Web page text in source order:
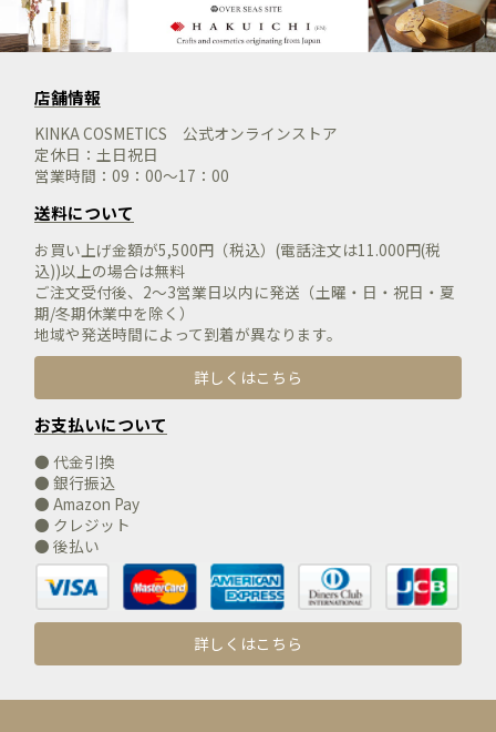
店舗情報
KINKA COSMETICS 公式オンラインストア
定休日：土日祝日
営業時間：09：00～17：00
送料について
お買い上げ金額が5,500円（税込）(電話注文は11.000円(税
込))以上の場合は無料
ご注文受付後、2～3営業日以内に発送（土曜・日・祝日・夏
期/冬期休業中を除く）
地域や発送時間によって到着が異なります。
詳しくはこちら
お支払いについて
● 代金引換
● 銀行振込
● Amazon Pay
● クレジット
● 後払い
詳しくはこちら